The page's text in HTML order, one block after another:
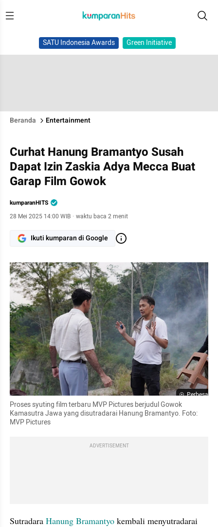
SATU Indonesia Awards Green Initiative
Beranda Entertainment
Curhat Hanung Bramantyo Susah
Dapat Izin Zaskia Adya Mecca Buat
Garap Film Gowok
kumparanHITS
28 Mei 2025 14:00 WIB · waktu baca 2 menit
Ikuti kumparan di Google
Perbesar
Proses syuting film terbaru MVP Pictures berjudul Gowok
Kamasutra Jawa yang disutradarai Hanung Bramantyo. Foto:
MVP Pictures
ADVERTISEMENT
Sutradara Hanung Bramantyo